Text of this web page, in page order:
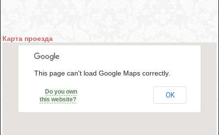
Карта проезда
This page can't load Google Maps correctly.
Do you own
this website?
OK